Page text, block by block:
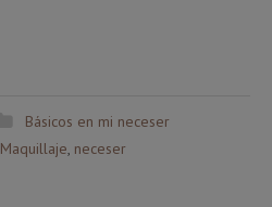
Básicos en mi neceser
Maquillaje, neceser